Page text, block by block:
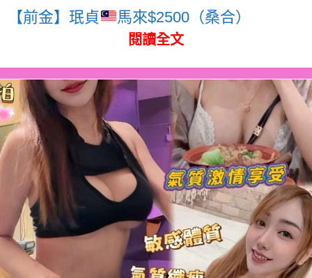
【前金】珉貞 馬來$2500（桑合）
閱讀全文